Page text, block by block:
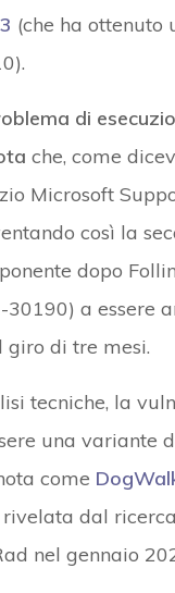
(che ha ottenuto
di
che, come
Microsoft
così la
dopo
30190) a essere
di tre mesi.
tecniche, la
una variante
come
dal
nel gennaio